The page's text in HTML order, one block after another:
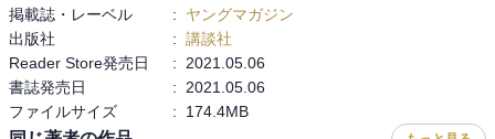
掲載誌・レーベル
:
ヤングマガジン
出版社
: 講談社
Reader Store発売日
:
2021.05.06
書誌発売日
:
2021.05.06
ファイルサイズ
: 174.4MB